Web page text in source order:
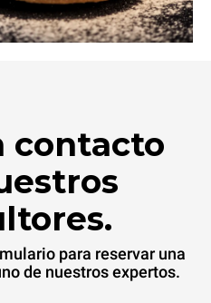
contacto
para reservar una
de nuestros expertos.